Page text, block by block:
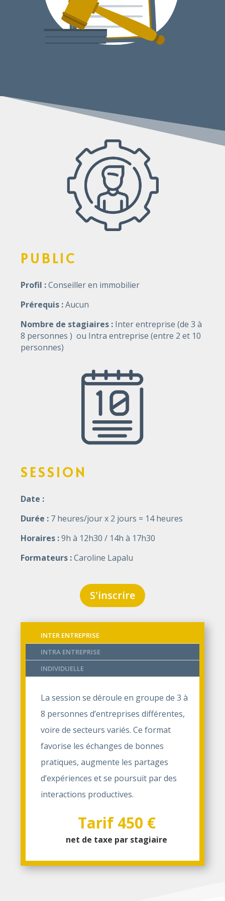
PUBLIC
Profil :Conseiller en immobilier
Prérequis :Aucun
Nombre de stagiaires : Inter entreprise (de 3 à
8 personnes ) ou Intra entreprise (entre 2 et 10
personnes)
SESSION
Date :
Durée : 7 heures/jour x 2 jours = 14 heures
Horaires :9h à 12h30 / 14h à 17h30
Formateurs :Caroline Lapalu
S'inscrire
INTER ENTREPRISE
INTRA ENTREPRISE
INDIVIDUELLE
La session se déroule en groupe de 3 à
8 personnes d’entreprises différentes,
voire de secteurs variés. Ce format
favorise les échanges de bonnes
pratiques, augmente les partages
d’expériences et se poursuit par des
interactions productives.
Tarif 450 €
net de taxe par stagiaire